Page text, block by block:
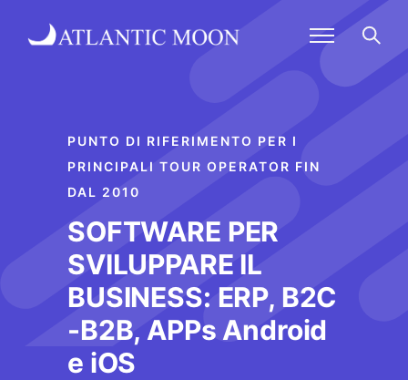
PUNTO DI RIFERIMENTO PER I
PRINCIPALI TOUR OPERATOR FIN
DAL 2010
SOFTWARE PER
SVILUPPARE IL
BUSINESS: ERP, B2C
-B2B, APPs Android
e iOS